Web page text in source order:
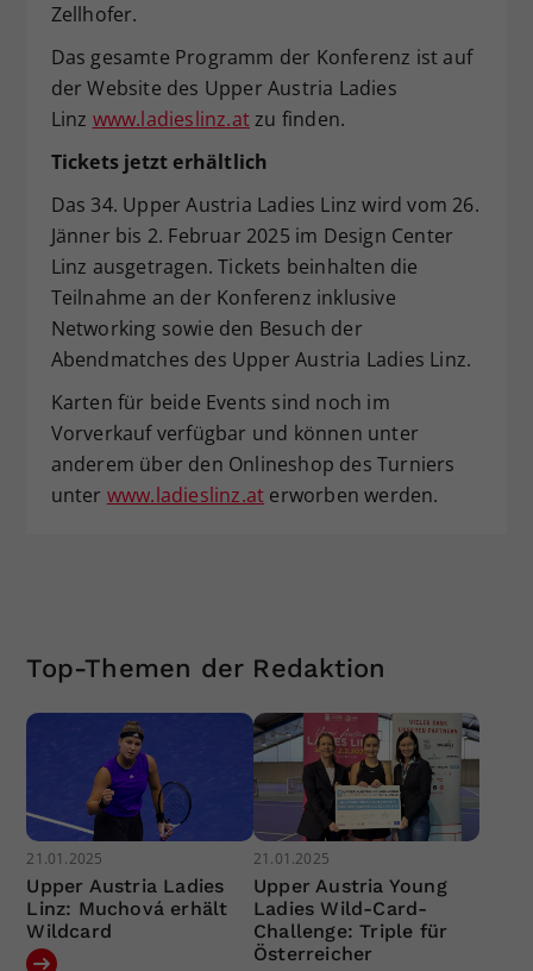
Zellhofer.
Das gesamte Programm der Konferenz ist auf
der Website des Upper Austria Ladies
Linz www.ladieslinz.atzu finden.
Tickets jetzt erhältlich
Das 34. Upper Austria Ladies Linz wird vom 26.
Jänner bis 2. Februar 2025 im Design Center
Linz ausgetragen. Tickets beinhalten die
Teilnahme an der Konferenz inklusive
Networking sowie den Besuch der
Abendmatches des Upper Austria Ladies Linz.
Karten für beide Events sind noch im
Vorverkauf verfügbar und können unter
anderem über den Onlineshop des Turniers
unter www.ladieslinz.at erworben werden.
Top-Themen der Redaktion
21.01.2025
Upper Austria Ladies
Linz: Muchová erhält
Wildcard
21.01.2025
Upper Austria Young
Ladies Wild-Card-
Challenge: Triple für
Österreicher